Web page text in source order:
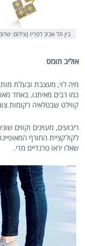
בין תל אביב לפריז (צילום:
אוליב תומס
מיה לוי, מעצבת ובעלת
כמו רבים מאיתנו. באחד
קווילט שבטלאיה רקומות
ריבועים, מעוינים וקווים
לקולקציית החורף
שאלו יראו טרנדיים מדי.